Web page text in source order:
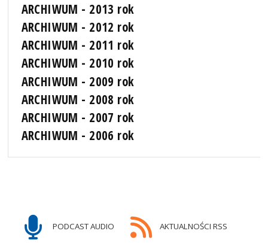
ARCHIWUM - 2013 rok
ARCHIWUM - 2012 rok
ARCHIWUM - 2011 rok
ARCHIWUM - 2010 rok
ARCHIWUM - 2009 rok
ARCHIWUM - 2008 rok
ARCHIWUM - 2007 rok
ARCHIWUM - 2006 rok
PODCAST AUDIO AKTUALNOŚCI RSS